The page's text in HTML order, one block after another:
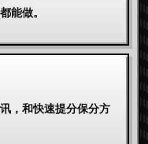
能做。
，和快速提分保分方